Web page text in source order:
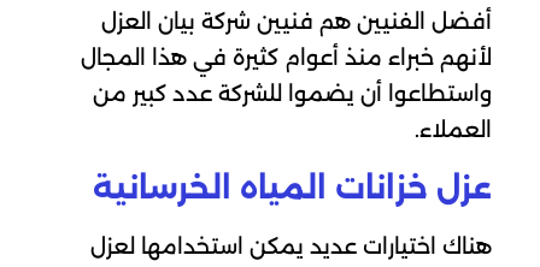
أفضل الفنيين هم فنيين شركة بيان العزل
لأنهم خبراء منذ أعوام كثيرة في هذا المجال
واستطاعوا أن يضموا للشركة عدد كبير من
العملاء.
عزل خزانات المياه الخرسانية
هناك اختيارات عديد يمكن استخدامها لعزل